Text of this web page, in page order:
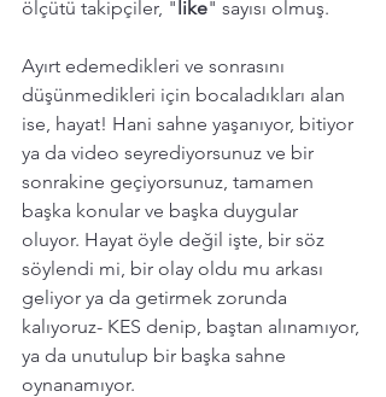
ölçütü takipçiler, "like" sayısı olmuş.
Ayırt edemedikleri ve sonrasını
düşünmedikleri için bocaladıkları alan
ise, hayat! Hani sahne yaşanıyor, bitiyor
ya da video seyrediyorsunuz ve bir
sonrakine geçiyorsunuz, tamamen
başka konular ve başka duygular
oluyor. Hayat öyle değil işte, bir söz
söylendi mi, bir olay oldu mu arkası
geliyor ya da getirmek zorunda
kalıyoruz- KES denip, baştan alınamıyor,
ya da unutulup bir başka sahne
oynanamıyor.